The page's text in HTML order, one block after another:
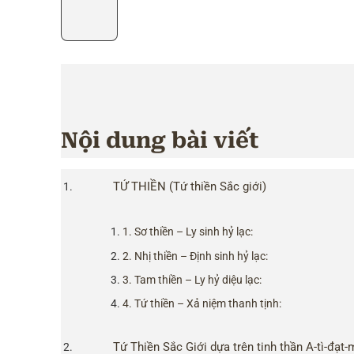
Nội dung bài viết
TỨ THIỀN (Tứ thiền Sắc giới)
1. Sơ thiền – Ly sinh hỷ lạc:
2. Nhị thiền – Định sinh hỷ lạc:
3. Tam thiền – Ly hỷ diệu lạc:
4. Tứ thiền – Xả niệm thanh tịnh:
Tứ Thiền Sắc Giới dựa trên tinh thần A-tì-đạt-